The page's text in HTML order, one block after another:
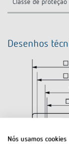
Classe de proteção
Desenhos
Nós usamos cookies